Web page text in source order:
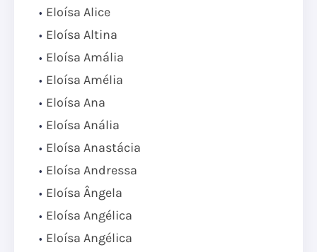
Eloísa Alice
Eloísa Altina
Eloísa Amália
Eloísa Amélia
Eloísa Ana
Eloísa Anália
Eloísa Anastácia
Eloísa Andressa
Eloísa Ângela
Eloísa Angélica
Eloísa Angélica